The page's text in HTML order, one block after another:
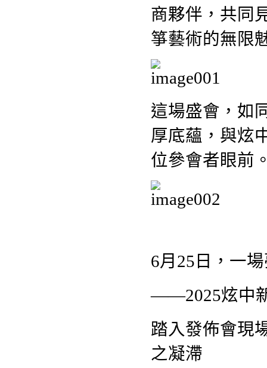
商夥伴，共同
箏藝術的無限
這場盛會，如
厚底蘊，與炫
位參會者眼前
6月25日，一
——2025炫中
踏入發佈會現
之凝滯